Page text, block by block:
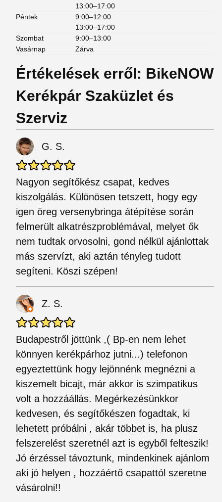
13:00–17:00
Péntek
9:00–12:00
13:00–17:00
Szombat
9:00–13:00
Vasárnap
Zárva
Értékelések erről: BikeNOW
Kerékpár Szaküzlet és
Szerviz
G. S.
Nagyon segítőkész csapat, kedves
kiszolgálás. Különösen tetszett, hogy egy
igen öreg versenybringa átépítése során
felmerült alkatrészproblémával, melyet ők
nem tudtak orvosolni, gond nélkül ajánlottak
más szervízt, aki aztán tényleg tudott
segíteni. Köszi szépen!
Z. S.
Budapestről jöttünk ,( Bp-en nem lehet
könnyen kerékpárhoz jutni...) telefonon
egyeztettünk hogy lejönnénk megnézni a
kiszemelt bicajt, már akkor is szimpatikus
volt a hozzáállás. Megérkezésünkkor
kedvesen, és segítőkészen fogadtak, ki
lehetett próbálni , akár többet is, ha plusz
felszerelést szeretnél azt is egyből felteszik!
Jó érzéssel távoztunk, mindenkinek ajánlom
aki jó helyen , hozzáértő csapattól szeretne
vásárolni!!